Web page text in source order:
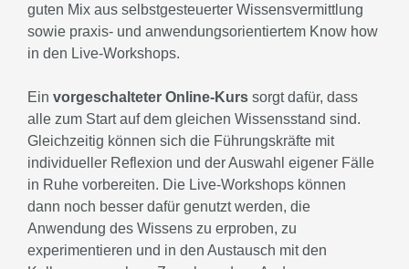
guten Mix aus selbstgesteuerter Wissensvermittlung
sowie praxis- und anwendungsorientiertem Know how
in den Live-Workshops.
Ein vorgeschalteter Online-Kurs sorgt dafür, dass
alle zum Start auf dem gleichen Wissensstand sind.
Gleichzeitig können sich die Führungskräfte mit
individueller Reflexion und der Auswahl eigener Fälle
in Ruhe vorbereiten. Die Live-Workshops können
dann noch besser dafür genutzt werden, die
Anwendung des Wissens zu erproben, zu
experimentieren und in den Austausch mit den